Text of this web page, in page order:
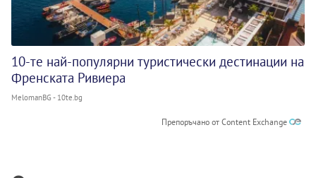
10-те най-популярни туристически дестинации на
Френската Ривиера
MelomanBG - 10te.bg
Препоръчано от Content Exchange